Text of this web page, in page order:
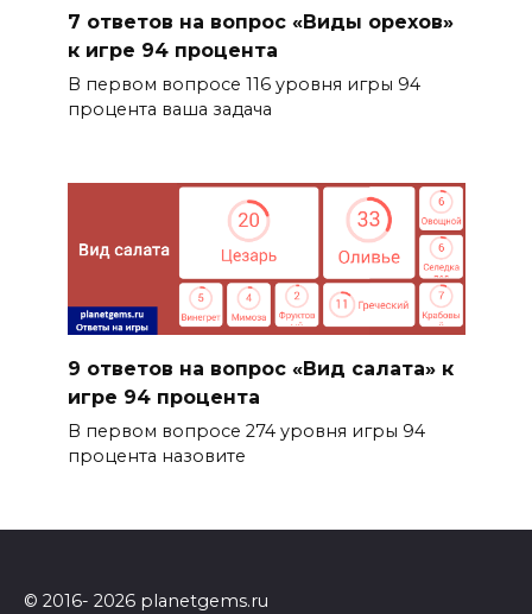
7 ответов на вопрос «Виды орехов»
к игре 94 процента
В первом вопросе 116 уровня игры 94
процента ваша задача
9 ответов на вопрос «Вид салата» к
игре 94 процента
В первом вопросе 274 уровня игры 94
процента назовите
© 2016- 2026 planetgems.ru